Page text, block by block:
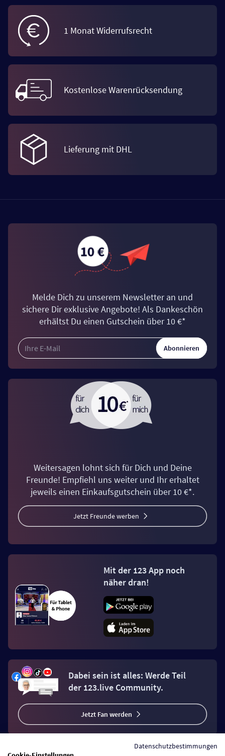
1 Monat Widerrufsrecht
Kostenlose Warenrücksendung
Lieferung mit DHL
Melde Dich zu unserem Newsletter an und
sichere Dir exklusive Angebote! Als Dankeschön
erhältst Du einen Gutschein über 10 €*
Abonnieren
Weitersagen lohnt sich für Dich und Deine
Freunde! Empfiehl uns weiter und Ihr erhaltet
jeweils einen Einkaufsgutschein über 10 €*.
Jetzt Freunde werben
Mit der 123 App noch
näher dran!
Dabei sein ist alles: Werde Teil
der 123.live Community.
Jetzt Fan werden
Datenschutzbestimmungen